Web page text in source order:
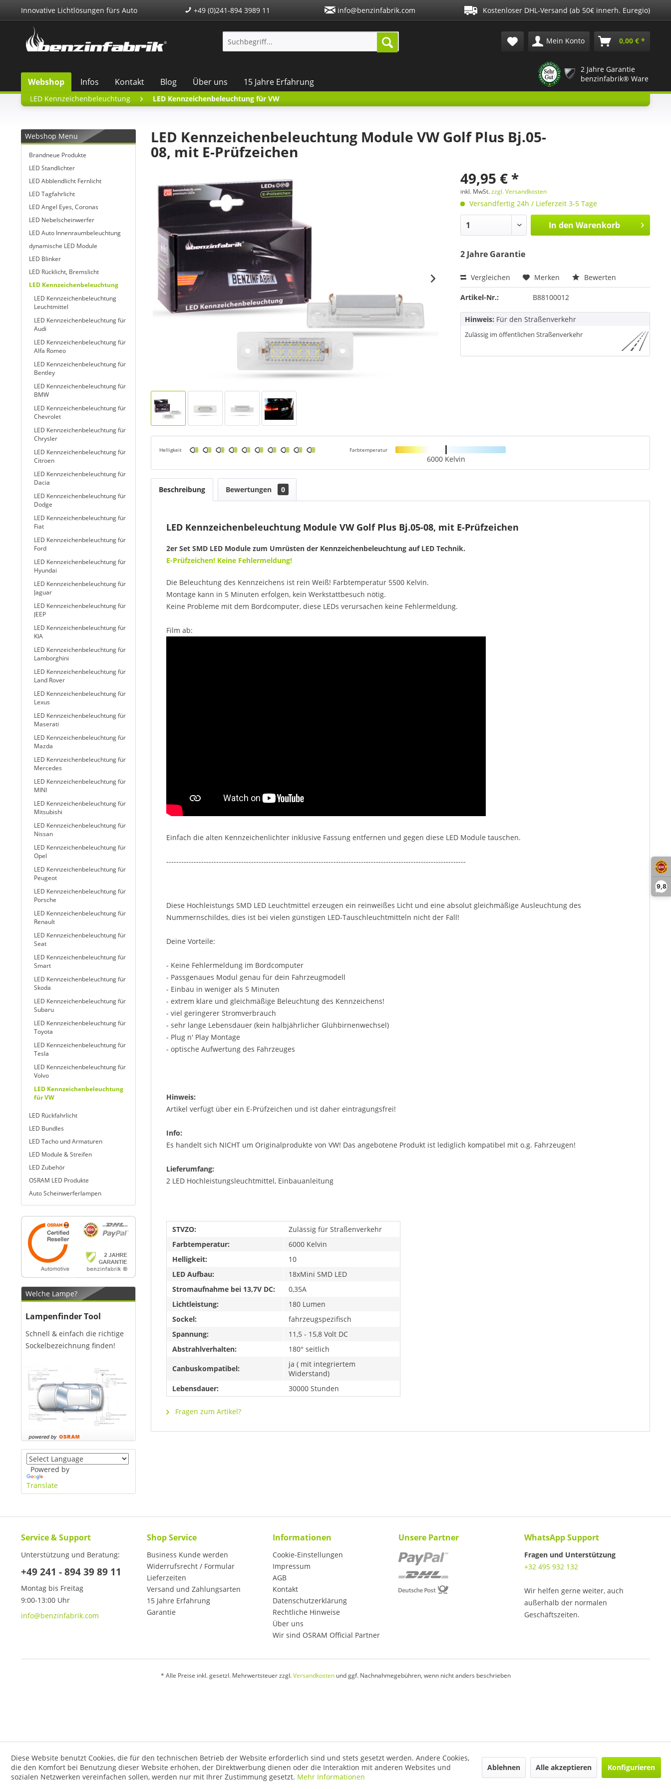
9,8
Innovative Lichtlösungen fürs Auto +49 (0)241-894 3989 11 info@benzinfabrik.com Kostenloser DHL-Versand (ab 50€ innerh. Euregio)
Mein Konto 0,00 € *
Webshop Infos Kontakt Blog Über uns 15 Jahre Erfahrung
2 Jahre Garantie
benzinfabrik® Ware
LED Kennzeichenbeleuchtung LED Kennzeichenbeleuchtung für VW
Webshop Menu
Brandneue Produkte
LED Standlichter
LED Abblendlicht Fernlicht
LED Tagfahrlicht
LED Angel Eyes, Coronas
LED Nebelscheinwerfer
LED Auto Innenraumbeleuchtung
dynamische LED Module
LED Blinker
LED Rücklicht, Bremslicht
LED Kennzeichenbeleuchtung
LED Kennzeichenbeleuchtung
Leuchtmittel
LED Kennzeichenbeleuchtung für
Audi
LED Kennzeichenbeleuchtung für
Alfa Romeo
LED Kennzeichenbeleuchtung für
Bentley
LED Kennzeichenbeleuchtung für
BMW
LED Kennzeichenbeleuchtung für
Chevrolet
LED Kennzeichenbeleuchtung für
Chrysler
LED Kennzeichenbeleuchtung für
Citroen
LED Kennzeichenbeleuchtung für
Dacia
LED Kennzeichenbeleuchtung für
Dodge
LED Kennzeichenbeleuchtung für
Fiat
LED Kennzeichenbeleuchtung für
Ford
LED Kennzeichenbeleuchtung für
Hyundai
LED Kennzeichenbeleuchtung für
Jaguar
LED Kennzeichenbeleuchtung für
JEEP
LED Kennzeichenbeleuchtung für
KIA
LED Kennzeichenbeleuchtung für
Lamborghini
LED Kennzeichenbeleuchtung für
Land Rover
LED Kennzeichenbeleuchtung für
Lexus
LED Kennzeichenbeleuchtung für
Maserati
LED Kennzeichenbeleuchtung für
Mazda
LED Kennzeichenbeleuchtung für
Mercedes
LED Kennzeichenbeleuchtung für
MINI
LED Kennzeichenbeleuchtung für
Mitsubishi
LED Kennzeichenbeleuchtung für
Nissan
LED Kennzeichenbeleuchtung für
Opel
LED Kennzeichenbeleuchtung für
Peugeot
LED Kennzeichenbeleuchtung für
Porsche
LED Kennzeichenbeleuchtung für
Renault
LED Kennzeichenbeleuchtung für
Seat
LED Kennzeichenbeleuchtung für
Smart
LED Kennzeichenbeleuchtung für
Skoda
LED Kennzeichenbeleuchtung für
Subaru
LED Kennzeichenbeleuchtung für
Toyota
LED Kennzeichenbeleuchtung für
Tesla
LED Kennzeichenbeleuchtung für
Volvo
LED Kennzeichenbeleuchtung
für VW
LED Rückfahrlicht
LED Bundles
LED Tacho und Armaturen
LED Module & Streifen
LED Zubehör
OSRAM LED Produkte
Auto Scheinwerferlampen
Welche Lampe?
Lampenfinder Tool
Schnell & einfach die richtige
Sockelbezeichnung finden!
Powered by
Translate
LED Kennzeichenbeleuchtung Module VW Golf Plus Bj.05-
08, mit E-Prüfzeichen
49,95 € *
inkl. MwSt.zzgl. Versandkosten
Versandfertig 24h / Lieferzeit 3-5 Tage
In den Warenkorb
2 Jahre Garantie
Vergleichen Merken Bewerten
Artikel-Nr.: B88100012
Hinweis: Für den Straßenverkehr
Zulässig im öffentlichen Straßenverkehr
Helligkeit Farbtemperatur
6000 Kelvin
Beschreibung Bewertungen 0
LED Kennzeichenbeleuchtung Module VW Golf Plus Bj.05-08, mit E-Prüfzeichen
2er Set SMD LED Module zum Umrüsten der Kennzeichenbeleuchtung auf LED Technik.
E-Prüfzeichen! Keine Fehlermeldung!
Die Beleuchtung des Kennzeichens ist rein Weiß! Farbtemperatur 5500 Kelvin.
Montage kann in 5 Minuten erfolgen, kein Werkstattbesuch nötig.
Keine Probleme mit dem Bordcomputer, diese LEDs verursachen keine Fehlermeldung.
Film ab:
Einfach die alten Kennzeichenlichter inklusive Fassung entfernen und gegen diese LED Module tauschen.
------------------------------------------------------------------------------------------------------------------------
Diese Hochleistungs SMD LED Leuchtmittel erzeugen ein reinweißes Licht und eine absolut gleichmäßige Ausleuchtung des
Nummernschildes, dies ist bei vielen günstigen LED-Tauschleuchtmitteln nicht der Fall!
Deine Vorteile:
- Keine Fehlermeldung im Bordcomputer
- Passgenaues Modul genau für dein Fahrzeugmodell
- Einbau in weniger als 5 Minuten
- extrem klare und gleichmäßige Beleuchtung des Kennzeichens!
- viel geringerer Stromverbrauch
- sehr lange Lebensdauer (kein halbjährlicher Glühbirnenwechsel)
- Plug n' Play Montage
- optische Aufwertung des Fahrzeuges
Hinweis:
Artikel verfügt über ein E-Prüfzeichen und ist daher eintragungsfrei!
Info:
Es handelt sich NICHT um Originalprodukte von VW! Das angebotene Produkt ist lediglich kompatibel mit o.g. Fahrzeugen!
Lieferumfang:
2 LED Hochleistungsleuchtmittel, Einbauanleitung
STVZO:
Zulässig für Straßenverkehr
Farbtemperatur:
6000 Kelvin
Helligkeit:
10
LED Aufbau:
18xMini SMD LED
Stromaufnahme bei 13,7V DC:
0,35A
Lichtleistung:
180 Lumen
Sockel:
fahrzeugspezifisch
Spannung:
11,5 - 15,8 Volt DC
Abstrahlverhalten:
180° seitlich
Canbuskompatibel:
ja ( mit integriertem
Widerstand)
Lebensdauer:
30000 Stunden
Fragen zum Artikel?
Service & Support
Unterstützung und Beratung:
+49 241 - 894 39 89 11
Montag bis Freitag
9:00-13:00 Uhr
info@benzinfabrik.com
Shop Service
Business Kunde werden
Widerrufsrecht / Formular
Lieferzeiten
Versand und Zahlungsarten
15 Jahre Erfahrung
Garantie
Informationen
Cookie-Einstellungen
Impressum
AGB
Kontakt
Datenschutzerklärung
Rechtliche Hinweise
Über uns
Wir sind OSRAM Official Partner
Unsere Partner WhatsApp Support
Fragen und Unterstützung
+32 495 932 132
Wir helfen gerne weiter, auch
außerhalb der normalen
Geschäftszeiten.
* Alle Preise inkl. gesetzl. Mehrwertsteuer zzgl.Versandkostenund ggf. Nachnahmegebühren, wenn nicht anders beschrieben
Diese Website benutzt Cookies, die für den technischen Betrieb der Website erforderlich sind und stets gesetzt werden. Andere Cookies,
die den Komfort bei Benutzung dieser Website erhöhen, der Direktwerbung dienen oder die Interaktion mit anderen Websites und
sozialen Netzwerken vereinfachen sollen, werden nur mit Ihrer Zustimmung gesetzt. Mehr Informationen
Ablehnen Alle akzeptieren Konfigurieren